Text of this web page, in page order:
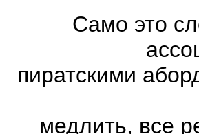
Само это
пиратскими
медлить, все